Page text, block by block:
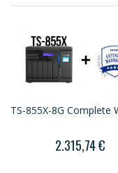
2.315,74 €